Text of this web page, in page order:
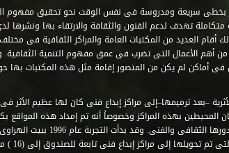
بخطى سريعة ومدروسة فى نفس الوقت نحو تحقيق مفهوم
تهدف لدعم الفنون والثقافة والارتقاء بها ونشرها
العديد من المكتبات العامة والمراكز الثقافية فى
من أهم الأعمال التى تضرب فى عمق مفهوم التنمية الثقافية.
–بعد ترميمها–إلى مراكز إبداع فنى كان لها عظيم الأثر
المحيطين بهذه المراكز وخصوصاً أنه تم إمداد هذه المواقع
المتطلبات التى تكفل لها أداء دورها الثقافى والفنى. وقد
تحويلها إلى مراكز إبداع فنى تابعة للصندوق إلى (16 ) مركزاً .. .